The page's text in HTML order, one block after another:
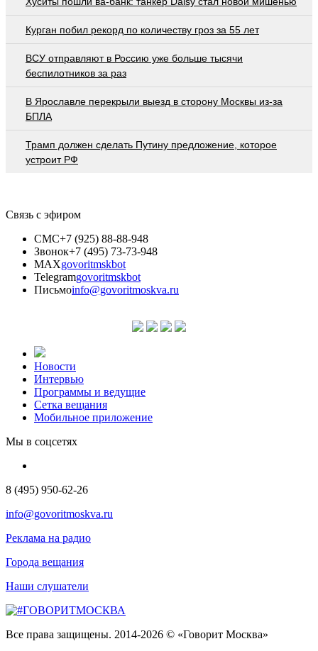
Курган побил рекорд по количеству гроз за 55 лет
ВСУ отправляют в Россию уже больше тысячи
беспилотников за раз
В Ярославле перекрыли выезд в сторону Москвы из-за
БПЛА
Трамп должен сделать Путину предложение, которое
устроит РФ
Связь с эфиром
СМС+7 (925) 88-88-948
Звонок+7 (495) 73-73-948
MAXgovoritmskbot
Telegramgovoritmskbot
Письмоinfo@govoritmoskva.ru
Новости
Интервью
Программы и ведущие
Сетка вещания
Мобильное приложение
Мы в соцсетях
8 (495) 950-62-26
info@govoritmoskva.ru
Реклама на радио
Города вещания
Наши слушатели
Все права защищены. 2014-2026 © «Говорит Москва»